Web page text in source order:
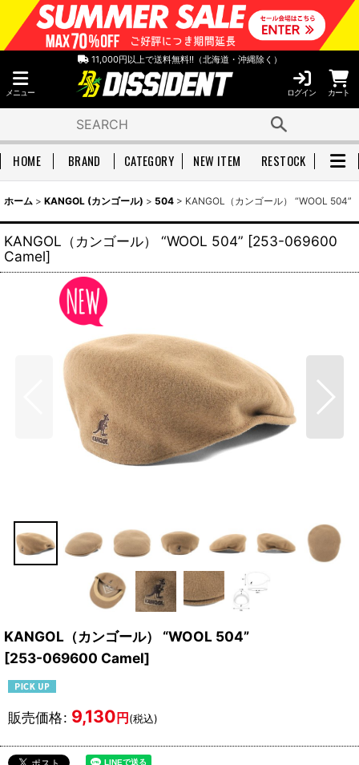
11,000円以上で送料無料!!（北海道・沖縄除く）
メニュー ログイン カート
HOME BRAND CATEGORY NEW ITEM RESTOCK
ホーム > KANGOL (カンゴール) > 504 > KANGOL（カンゴール） “WOOL 504”
KANGOL（カンゴール） “WOOL 504” [253-069600
Camel]
KANGOL（カンゴール） “WOOL 504”
[253-069600 Camel]
販売価格: 9,130円(税込)